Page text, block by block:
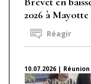
2026 à Mayotte
Réagir
10.07.2026 | Réunion